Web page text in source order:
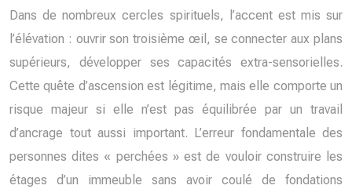
Dans de nombreux cercles spirituels, l’accent est mis sur
l’élévation : ouvrir son troisième œil, se connecter aux plans
supérieurs, développer ses capacités extra-sensorielles.
Cette quête d’ascension est légitime, mais elle comporte un
risque majeur si elle n’est pas équilibrée par un travail
d’ancrage tout aussi important. L’erreur fondamentale des
personnes dites « perchées » est de vouloir construire les
étages d’un immeuble sans avoir coulé de fondations